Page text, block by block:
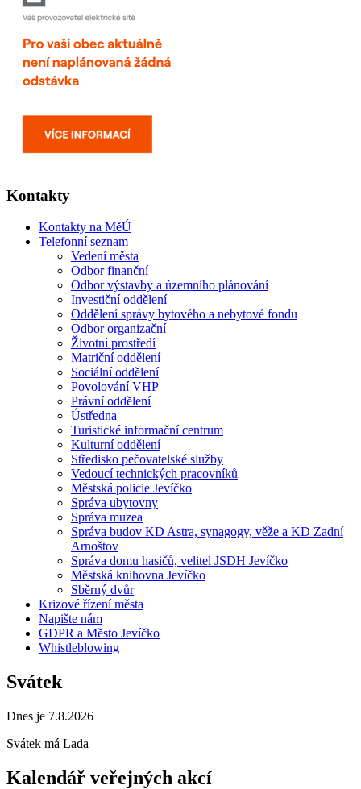
Kontakty
Kontakty na MěÚ
Telefonní seznam
Vedení města
Odbor finanční
Odbor výstavby a územního plánování
Investiční oddělení
Oddělení správy bytového a nebytové fondu
Odbor organizační
Životní prostředí
Matriční oddělení
Sociální oddělení
Povolování VHP
Právní oddělení
Ústředna
Turistické informační centrum
Kulturní oddělení
Středisko pečovatelské služby
Vedoucí technických pracovníků
Městská policie Jevíčko
Správa ubytovny
Správa muzea
Správa budov KD Astra, synagogy, věže a KD Zadní
Arnoštov
Správa domu hasičů, velitel JSDH Jevíčko
Městská knihovna Jevíčko
Sběrný dvůr
Krizové řízení města
Napište nám
GDPR a Město Jevíčko
Whistleblowing
Svátek
Dnes je 7.8.2026
Svátek má Lada
Kalendář veřejných akcí